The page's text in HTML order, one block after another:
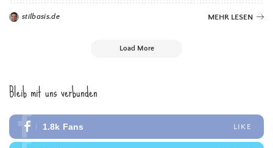
stilbasis.de MEHR LESEN
Load More
Bleib mit uns verbunden
1.8k Fans LIKE